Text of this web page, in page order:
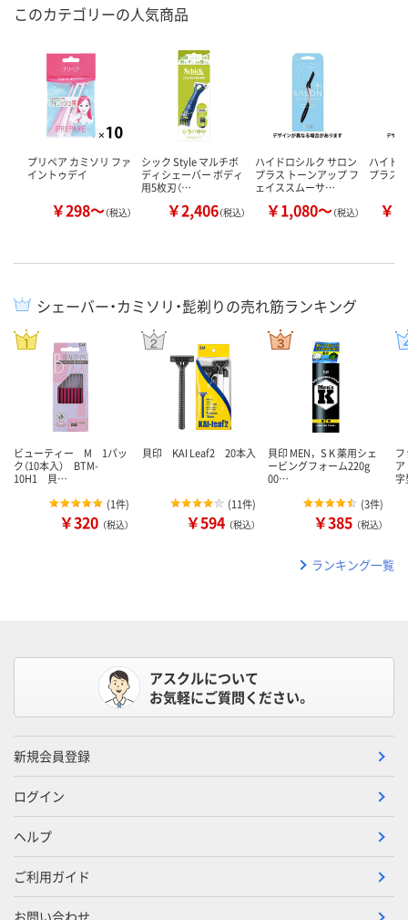
このカテゴリーの人気商品
プリペア カミソリ ファ
イントゥデイ
￥298～（税込）
シック Style マルチボ
ディシェーバー ボディ
用5枚刃（…
￥2,406（税込）
ハイドロシルク サロン
プラス トーンアップ フ
ェイススムーサ…
￥1,080～（税込）
ハイド
プラス
￥
シェーバー・カミソリ・髭剃りの売れ筋ランキング
ビューティー M 1パッ
ク（10本入） BTM-
10H1 貝…
(1件)
￥320 （税込）
貝印 KAI Leaf2 20本入
(11件)
￥594 （税込）
貝印 MEN，S K 薬用シェ
ービングフォーム220g
00…
(3件)
￥385 （税込）
ア
字
ランキング一覧
アスクルについて
お気軽にご質問ください。
新規会員登録
ログイン
ヘルプ
ご利用ガイド